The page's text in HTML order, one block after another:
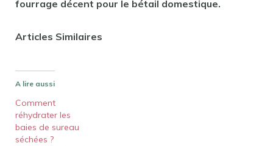
fourrage décent pour le bétail domestique.
Articles Similaires
A lire aussi
Comment
réhydrater les
baies de sureau
séchées ?